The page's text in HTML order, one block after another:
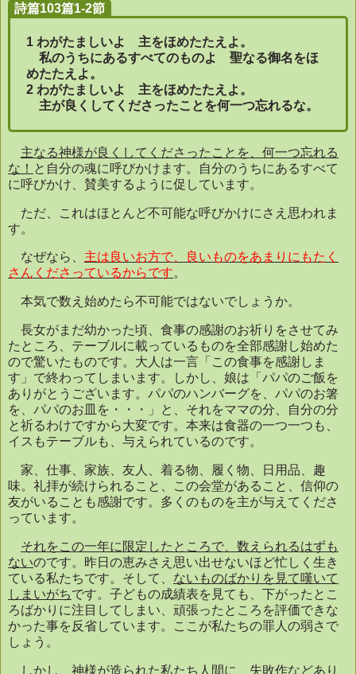
詩篇103篇1-2節
1 わがたましいよ 主をほめたたえよ。
私のうちにあるすべてのものよ 聖なる御名をほ
めたたえよ。
2 わがたましいよ 主をほめたたえよ。
主が良くしてくださったことを何一つ忘れるな。
主なる神様が良くしてくださったことを、何一つ忘れる
な！ と自分の魂に呼びかけます。自分のうちにあるすべて
に呼びかけ、賛美するように促しています。
ただ、これはほとんど不可能な呼びかけにさえ思われま
す。
なぜなら、 主は良いお方で、良いものをあまりにもたく
さんくださっているからです。
本気で数え始めたら不可能ではないでしょうか。
長女がまだ幼かった頃、食事の感謝のお祈りをさせてみ
たところ、テーブルに載っているものを全部感謝し始めた
ので驚いたものです。大人は一言「この食事を感謝しま
す」で終わってしまいます。しかし、娘は「パパのご飯を
ありがとうございます。パパのハンバーグを、パパのお箸
を、パパのお皿を・・・」と、それをママの分、自分の分
と祈るわけですから大変です。本来は食器の一つ一つも、
イスもテーブルも、与えられているのです。
家、仕事、家族、友人、着る物、履く物、日用品、趣
味。礼拝が続けられること、この会堂があること、信仰の
友がいることも感謝です。多くのものを主が与えてくださ
っています。
それをこの一年に限定したところで、数えられるはずも
ないのです。昨日の恵みさえ思い出せないほど忙しく生き
ている私たちです。そして、 ないものばかりを見て嘆いて
しまいがちです。子どもの成績表を見ても、下がったとこ
ろばかりに注目してしまい、頑張ったところを評価できな
かった事を反省しています。ここが私たちの罪人の弱さで
しょう。
しかし、神様が造られた私たち人間に、失敗作などあり